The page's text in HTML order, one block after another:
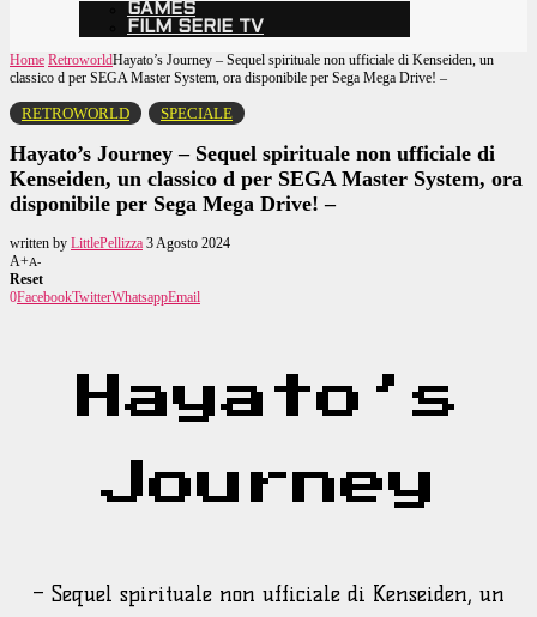
GAMES
FILM SERIE TV
Home RetroworldHayato’s Journey – Sequel spirituale non ufficiale di Kenseiden, un
classico d per SEGA Master System, ora disponibile per Sega Mega Drive! –
RETROWORLD SPECIALE
Hayato’s Journey – Sequel spirituale non ufficiale di
Kenseiden, un classico d per SEGA Master System, ora
disponibile per Sega Mega Drive! –
written by LittlePellizza 3 Agosto 2024
A+A-
Reset
0FacebookTwitterWhatsappEmail
Hayato’s
Journey
– Sequel spirituale non ufficiale di Kenseiden, un